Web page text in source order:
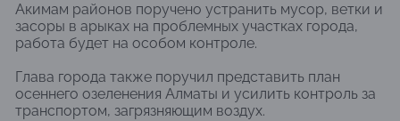
Акимам районов поручено устранить мусор, ветки и
засоры в арыках на проблемных участках города,
работа будет на особом контроле.
Глава города также поручил представить план
осеннего озеленения Алматы и усилить контроль за
транспортом, загрязняющим воздух.